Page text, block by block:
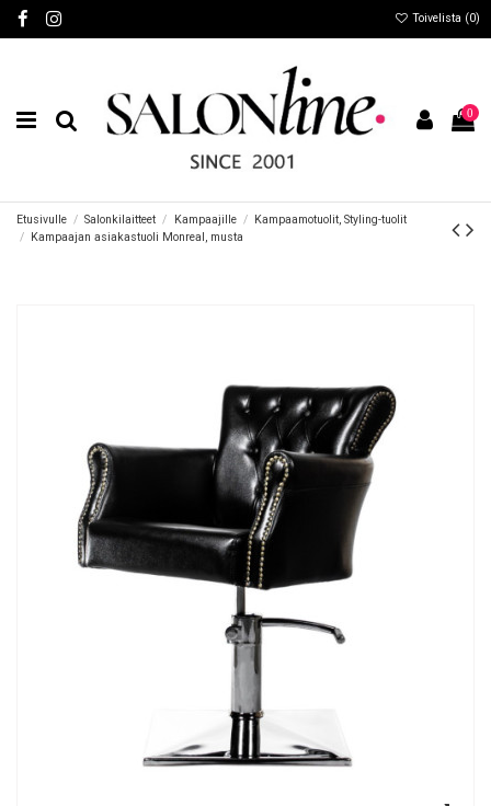
Toivelista (0)
0
Etusivulle Salonkilaitteet Kampaajille
Kampaamotuolit, Styling-tuolit
Kampaajan asiakastuoli Monreal, musta